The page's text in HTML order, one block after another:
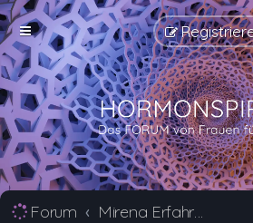
Forum Mirena Erfahrungsberichte und Nebenwirkungen